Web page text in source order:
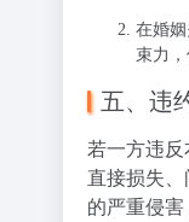
在婚
束力
五、违
若一方违
直接损失
的严重侵害